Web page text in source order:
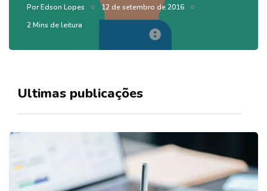
PorEdson Lopes
12 de setembro de 2016
2 Mins de leitura
Ultimas publicações